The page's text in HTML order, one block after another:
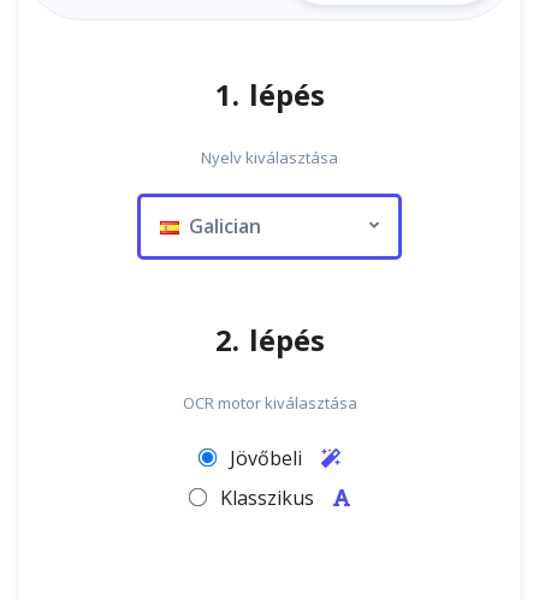
1. lépés
Nyelv kiválasztása
Galician
2. lépés
OCR motor kiválasztása
Jövőbeli
Klasszikus